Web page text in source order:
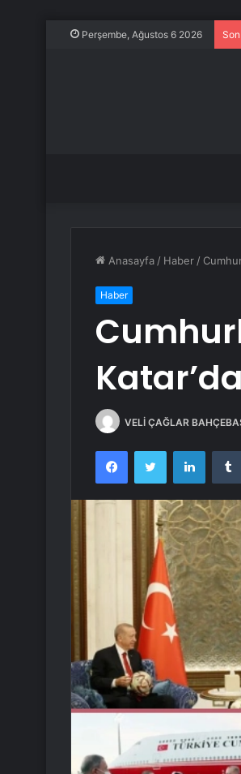
Perşembe, Ağustos 6 2026
Anasayfa / Haber /
Haber
Katar’da
VELİ ÇAĞLAR
FacebookTwitter